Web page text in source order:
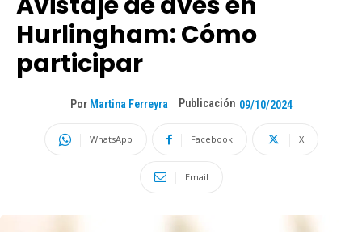
Hurlingham: Cómo
participar
Por Martina Ferreyra Publicación 09/10/2024
WhatsApp Facebook X
Email